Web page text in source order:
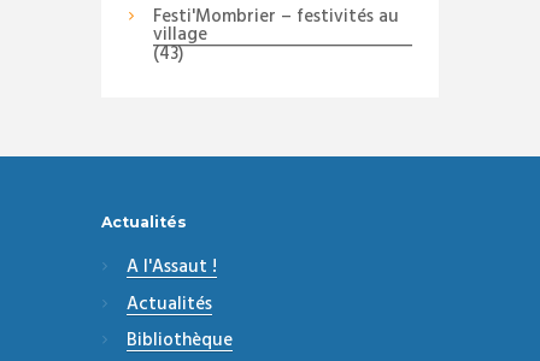
Festi'Mombrier – festivités au
village
(43)
Actualités
A l'Assaut !
Actualités
Bibliothèque